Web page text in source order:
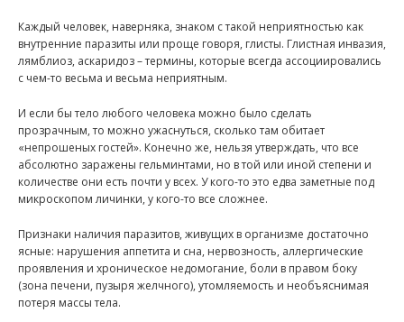
Каждый человек, наверняка, знаком с такой неприятностью как
внутренние паразиты или проще говоря, глисты. Глистная инвазия,
лямблиоз, аскаридоз – термины, которые всегда ассоциировались
с чем-то весьма и весьма неприятным.
И если бы тело любого человека можно было сделать
прозрачным, то можно ужаснуться, сколько там обитает
«непрошеных гостей». Конечно же, нельзя утверждать, что все
абсолютно заражены гельминтами, но в той или иной степени и
количестве они есть почти у всех. У кого-то это едва заметные под
микроскопом личинки, у кого-то все сложнее.
Признаки наличия паразитов, живущих в организме достаточно
ясные: нарушения аппетита и сна, нервозность, аллергические
проявления и хроническое недомогание, боли в правом боку
(зона печени, пузыря желчного), утомляемость и необъяснимая
потеря массы тела.